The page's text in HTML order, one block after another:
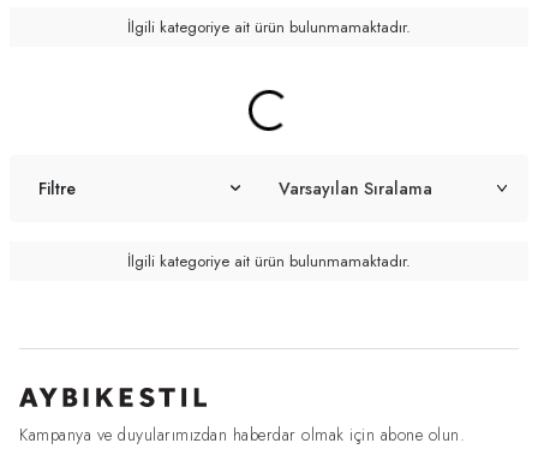
İlgili kategoriye ait ürün bulunmamaktadır.
Filtre
İlgili kategoriye ait ürün bulunmamaktadır.
Kampanya ve duyularımızdan haberdar olmak için abone olun.